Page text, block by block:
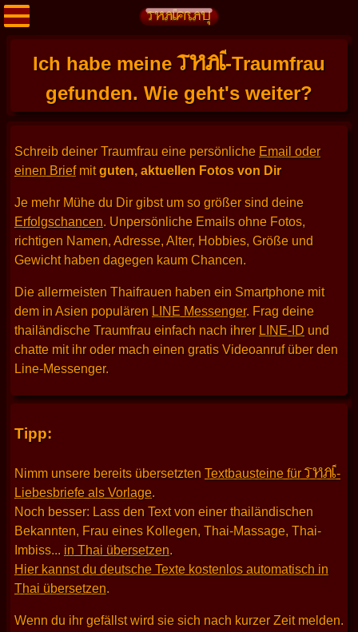
Ich habe meineTHAI-Traumfrau
gefunden. Wie geht's weiter?
Schreib deiner Traumfrau eine persönliche Email oder
einen Briefmitguten, aktuellen Fotos von Dir
Je mehr Mühe du Dir gibst um so größer sind deine
Erfolgschancen. Unpersönliche Emails ohne Fotos,
richtigen Namen, Adresse, Alter, Hobbies, Größe und
Gewicht haben dagegen kaum Chancen.
Die allermeisten Thaifrauen haben ein Smartphone mit
dem in Asien populären LINE Messenger. Frag deine
thailändische Traumfrau einfach nach ihrer LINE-ID und
chatte mit ihr oder mach einen gratis Videoanruf über den
Line-Messenger.
Tipp:
Nimm unsere bereits übersetzten Textbausteine für THAI-
Liebesbriefe als Vorlage.
Noch besser: Lass den Text von einer thailändischen
Bekannten, Frau eines Kollegen, Thai-Massage, Thai-
Imbiss... in Thai übersetzen.
Hier kannst du deutsche Texte kostenlos automatisch in
Thai übersetzen.
Wenn du ihr gefällst wird sie sich nach kurzer Zeit melden.